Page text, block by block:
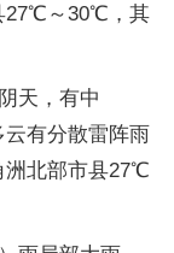
27℃～30℃，其
天，有中
云有分散雷阵雨
洲北部市县27℃